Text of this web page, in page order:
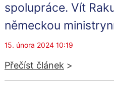
spolupráce. Vít
německou
15. února 2024 10:19
Přečíst článek >